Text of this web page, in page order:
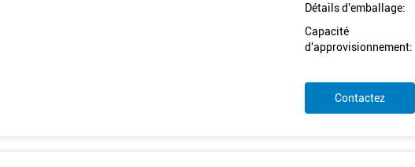
Détails d'emballage:
Capacité
d'approvisionnement:
Contactez